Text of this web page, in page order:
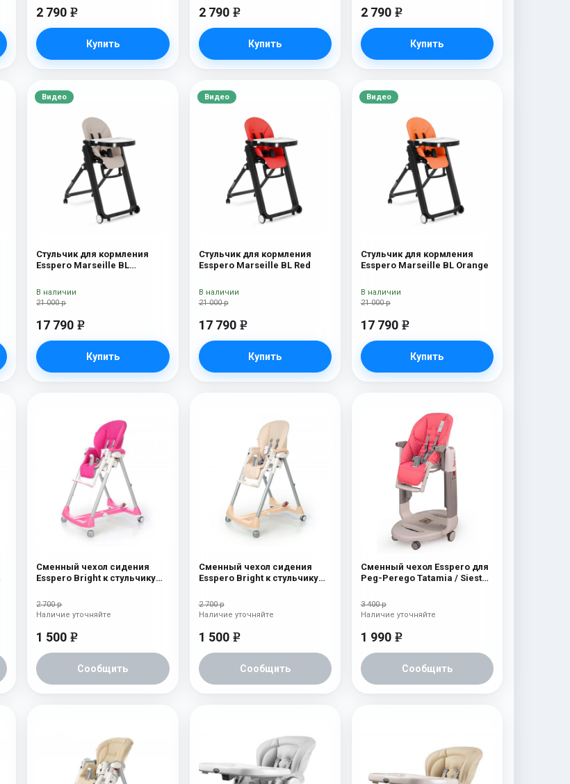
2 790 e
Купить
2 790 e
Купить
2 790 e
Купить
Видео
Стульчик для кормления
Esspero Marseille BL
21 000 р
17 790 e
Купить
В наличии
Видео
Стульчик для кормления
Esspero Marseille BL Red
21 000 р
17 790 e
Купить
В наличии
Видео
Стульчик для кормления
Esspero Marseille BL Orange
21 000 р
17 790 e
Купить
В наличии
Сменный чехол сидения
Esspero Bright к стульчику
Diner Pink
2 700 р
1 500 e
Сообщить
Наличие уточняйте
Сменный чехол сидения
Esspero Bright к стульчику
Diner Beige
2 700 р
1 500 e
Сообщить
Наличие уточняйте
Сменный чехол Esspero для
Peg-Perego Tatamia / Siesta
3 400 р
1 990 e
Сообщить
Наличие уточняйте